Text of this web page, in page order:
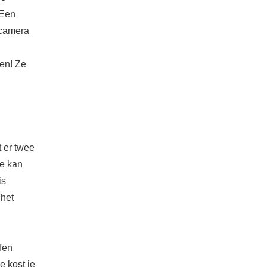
Ze
er twee
kan
kost je